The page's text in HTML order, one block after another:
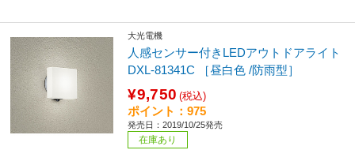
大光電機
人感センサー付きLEDアウトドアライト
DXL-81341C ［昼白色 /防雨型］
¥9,750 (税込)
ポイント：975
発売日：2019/10/25発売
在庫あり